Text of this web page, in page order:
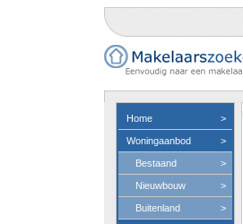
Home >
Woningaanbod >
Bestaand >
Nieuwbouw >
Buitenland >